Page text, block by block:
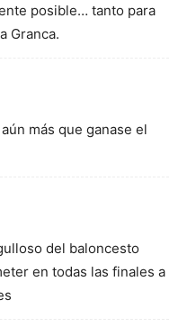
posible… tanto para
Granca.
más que ganase el
del baloncesto
en todas las finales a